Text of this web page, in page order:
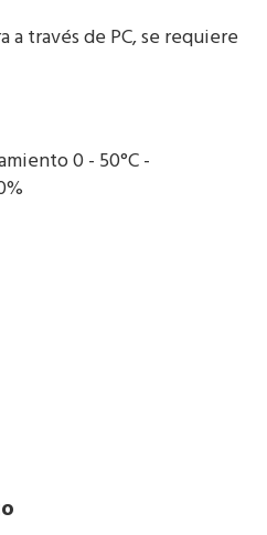
a través de PC, se requiere
0 - 50°C -